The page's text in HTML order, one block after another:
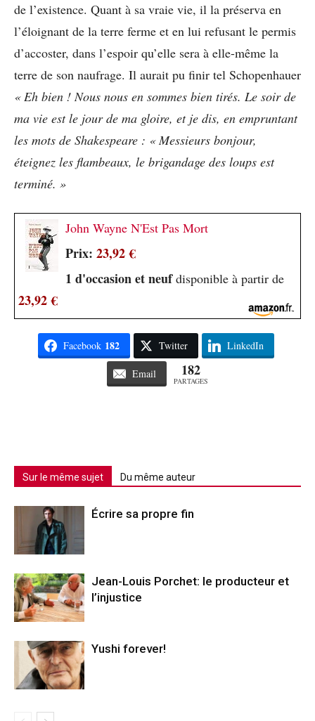
de l’existence. Quant à sa vraie vie, il la préserva en
l’éloignant de la terre ferme et en lui refusant le permis
d’accoster, dans l’espoir qu’elle sera à elle-même la
terre de son naufrage. Il aurait pu finir tel Schopenhauer
« Eh bien ! Nous nous en sommes bien tirés. Le soir de
ma vie est le jour de ma gloire, et je dis, en empruntant
les mots de Shakespeare : « Messieurs bonjour,
éteignez les flambeaux, le brigandage des loups est
terminé. »
John Wayne N'Est Pas Mort
Prix: 23,92 €
1 d'occasion et neufdisponible à partir de
23,92 €
Facebook 182 Twitter LinkedIn
Email 182
PARTAGES
Sur le même sujet Du même auteur
Écrire sa propre fin
Jean-Louis Porchet: le producteur et
l’injustice
Yushi forever!